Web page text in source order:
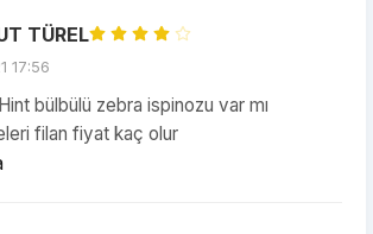
TÜREL
17:56
bülbülü zebra ispinozu var mı
filan fiyat kaç olur